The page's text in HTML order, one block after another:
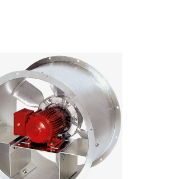
DETAILS